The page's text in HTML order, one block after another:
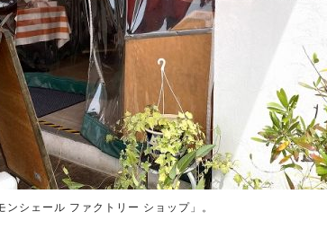
ンシェール ファクトリー ショップ」。